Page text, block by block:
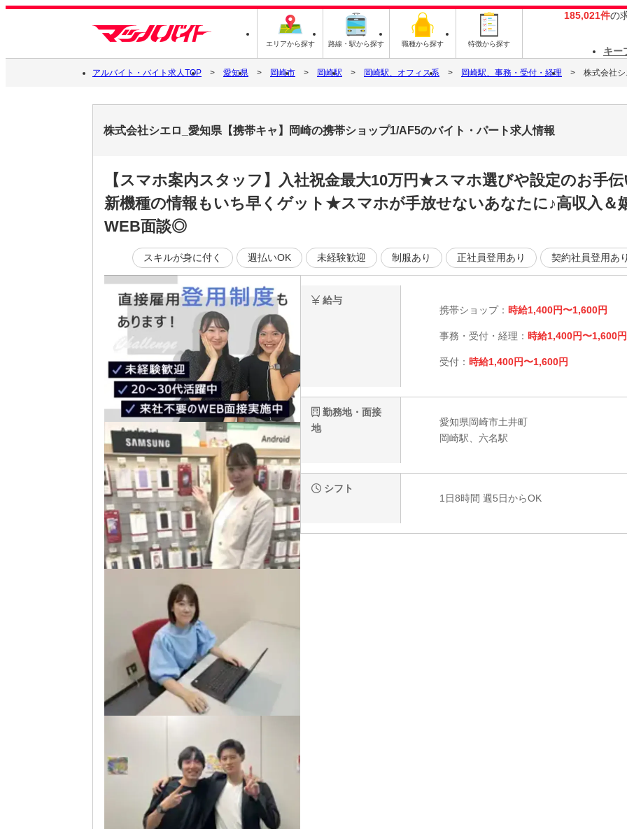
エリアから探す 路線・駅から探す 職種から探す 特徴から探す
185,021件の
キー
アルバイト・バイト求人TOP 愛知県 岡崎市 岡崎駅 岡崎駅、オフィス系 岡崎駅、事務・受付・経理 株式会社
株式会社シエロ_愛知県【携帯キャ】岡崎の携帯ショップ1/AF5のバイト・パート求人情報
【スマホ案内スタッフ】入社祝金最大10万円★スマホ選びや設定のお手
新機種の情報もいち早くゲット★スマホが手放せないあなたに♪高収入＆
WEB面談◎
スキルが身に付く 週払いOK 未経験歓迎 制服あり 正社員登用あり 契約社員登用あり
給与
携帯ショップ： 時給1,400円〜1,600円
事務・受付・経理： 時給1,400円〜1,600円
受付： 時給1,400円〜1,600円
勤務地・面接
地
愛知県岡崎市土井町
岡崎駅、六名駅
シフト
1日8時間 週5日からOK